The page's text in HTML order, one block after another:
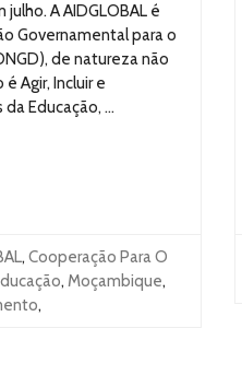
A AIDGLOBAL é
Governamental para o
de natureza não
Agir, Incluir e
Educação, ...
, Cooperação Para O
, Moçambique,
,